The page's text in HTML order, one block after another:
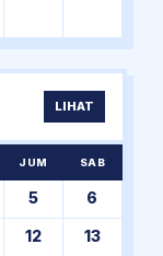
LIHAT
JUM SAB
5 6
12 13